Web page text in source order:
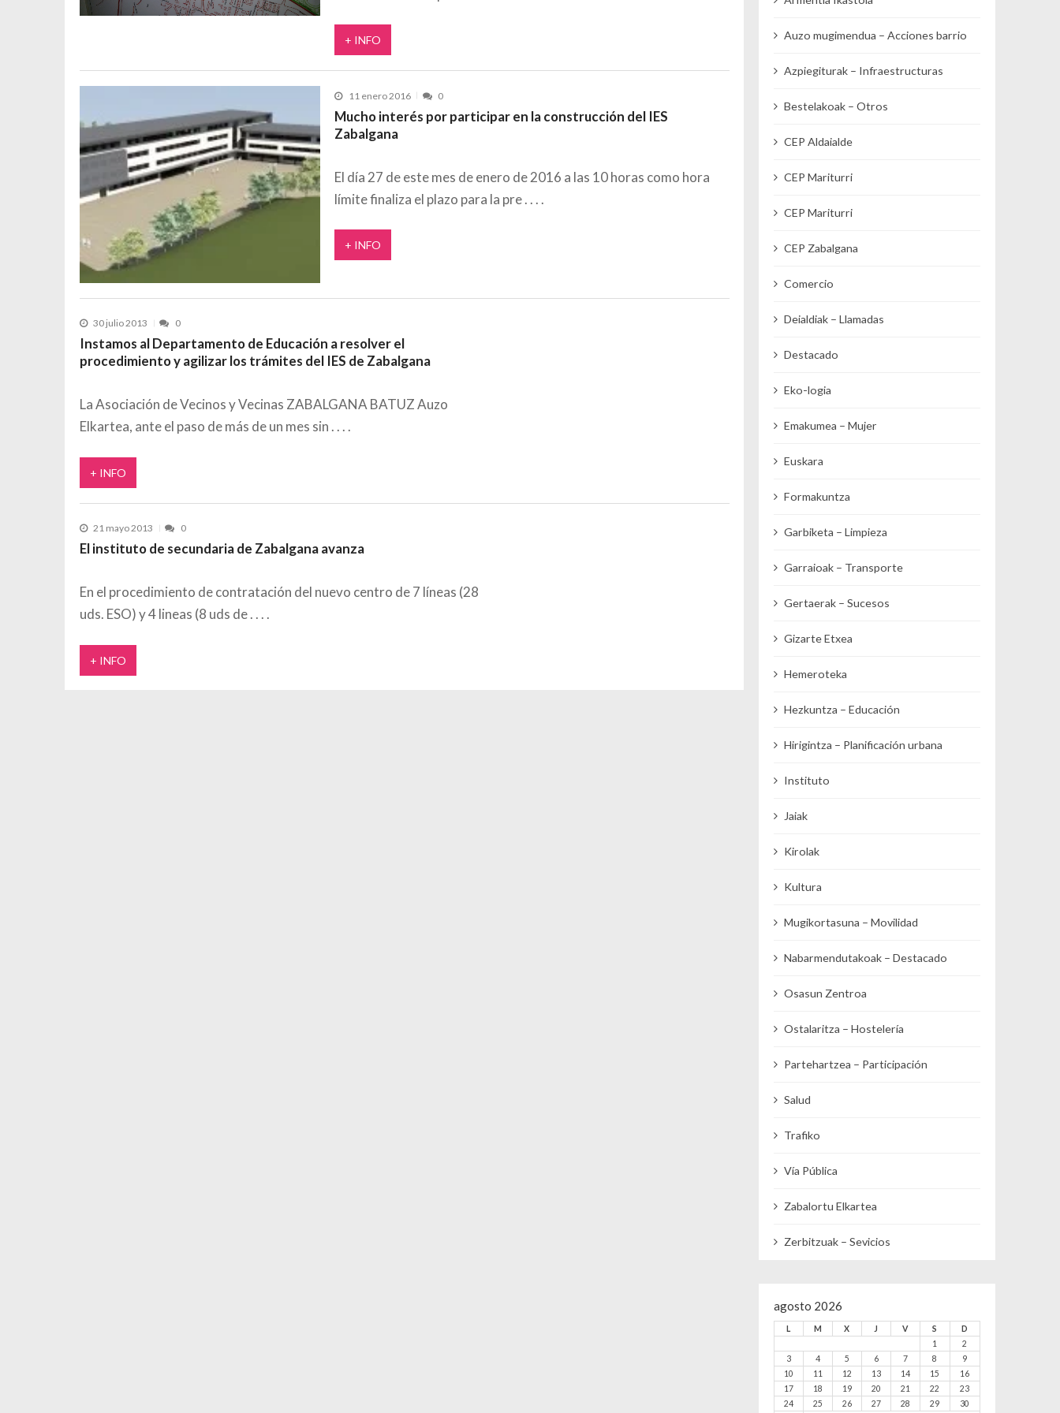
+ INFO
11 enero 2016 0
Mucho interés por participar en la construcción del IES
Zabalgana
El día 27 de este mes de enero de 2016 a las 10 horas como hora
límite finaliza el plazo para la pre
+ INFO
30 julio 2013 0
Instamos al Departamento de Educación a resolver el
procedimiento y agilizar los trámites del IES de Zabalgana
La Asociación de Vecinos y Vecinas ZABALGANA BATUZ Auzo
Elkartea, ante el paso de más de un mes sin
+ INFO
21 mayo 2013 0
El instituto de secundaria de Zabalgana avanza
En el procedimiento de contratación del nuevo centro de 7 líneas (28
uds. ESO) y 4 lineas (8 uds de
+ INFO
Auzo mugimendua – Acciones barrio
Azpiegiturak – Infraestructuras
Bestelakoak – Otros
CEP Aldaialde
CEP Mariturri
CEP Mariturri
CEP Zabalgana
Comercio
Deialdiak – Llamadas
Destacado
Eko-logia
Emakumea – Mujer
Euskara
Formakuntza
Garbiketa – Limpieza
Garraioak – Transporte
Gertaerak – Sucesos
Gizarte Etxea
Hemeroteka
Hezkuntza – Educación
Hirigintza – Planificación urbana
Instituto
Jaiak
Kirolak
Kultura
Mugikortasuna – Movilidad
Nabarmendutakoak – Destacado
Osasun Zentroa
Ostalaritza – Hostelería
Partehartzea – Participación
Salud
Trafiko
Vía Pública
Zabalortu Elkartea
Zerbitzuak – Sevicios
agosto 2026
L M X J V S
D
1
2
3
4 5 6 7 8
9
10
11 12 13 14 15
16
17
18 19 20 21 22
23
24
25 26 27 28 29 30